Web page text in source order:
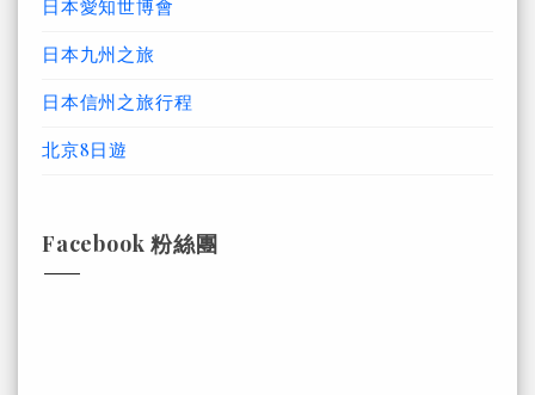
日本愛知世博會
日本九州之旅
日本信州之旅行程
北京8日遊
Facebook 粉絲團